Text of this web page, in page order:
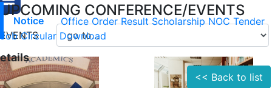
UPCOMING CONFERENCE/EVENTS
EVENTS
Notice Office Order Result Scholarship NOC Tender
Job Circular Download
<< Back to list